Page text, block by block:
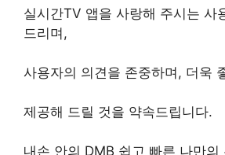
실시간TV 앱을 사랑해 주시는 사
드리며,
사용자의 의견을 존중하며, 더욱
제공해 드릴 것을 약속드립니다.
내손 안의 DMB 쉽고 빠른 나만의